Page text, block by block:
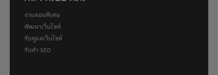
งานสอนพิเศษ
พัฒนาเว็บไซต์
รับดูแลเว็บไซต์
รับทำ SEO